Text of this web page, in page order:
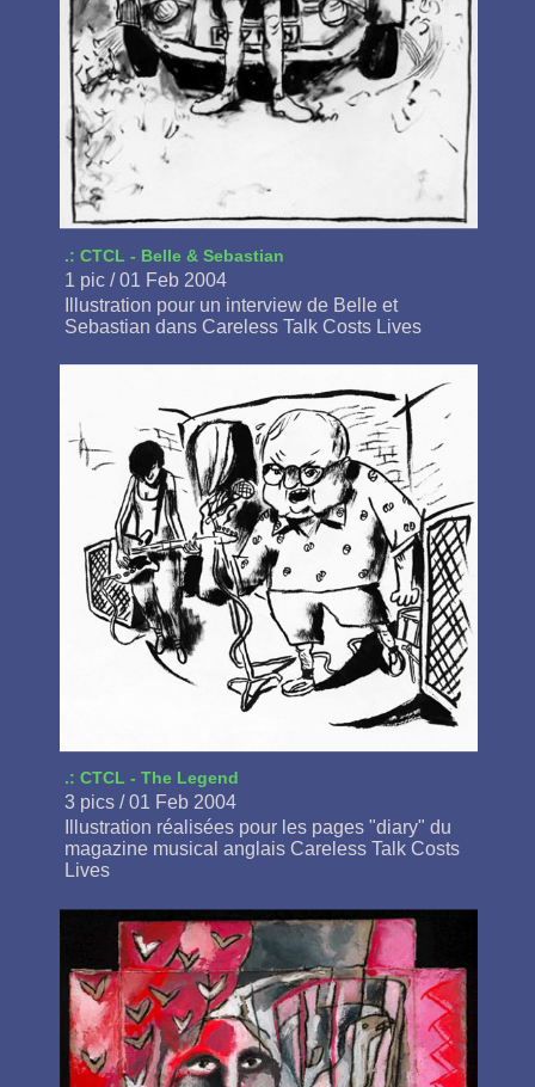
.: CTCL - Belle & Sebastian
1 pic / 01 Feb 2004
Illustration pour un interview de Belle et
Sebastian dans Careless Talk Costs Lives
.: CTCL - The Legend
3 pics / 01 Feb 2004
Illustration réalisées pour les pages "diary" du
magazine musical anglais Careless Talk Costs
Lives